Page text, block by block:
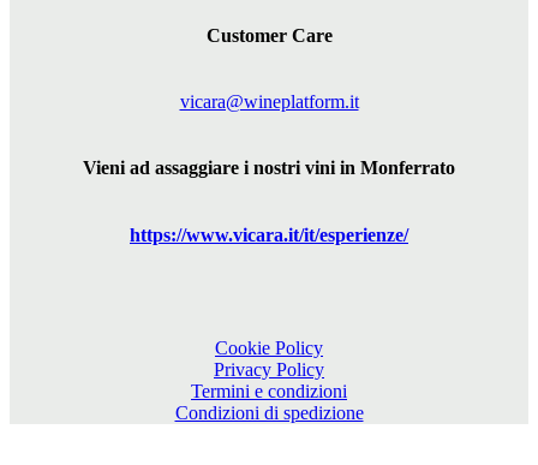
Customer Care
vicara@wineplatform.it
Vieni ad assaggiare i nostri vini in Monferrato
https://www.vicara.it/it/esperienze/
Cookie Policy
Privacy Policy
Termini e condizioni
Condizioni di spedizione